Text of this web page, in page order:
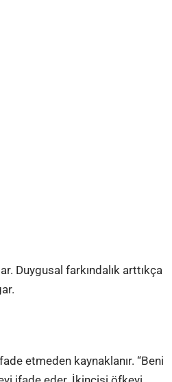
Duygusal farkındalık arttıkça
etmeden kaynaklanır. “Beni